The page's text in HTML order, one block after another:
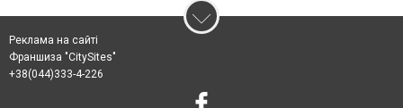
Реклама на сайті
Франшиза "CitySites"
+38(044)333-4-226